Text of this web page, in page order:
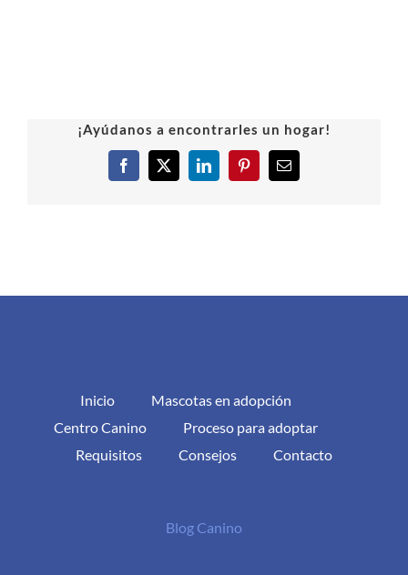
¡Ayúdanos a encontrarles un hogar!
Facebook
X LinkedInPinterestCorreo
Inicio
Mascotas en adopción
Centro Canino
Proceso para adoptar
Requisitos
Consejos Contacto
Blog Canino